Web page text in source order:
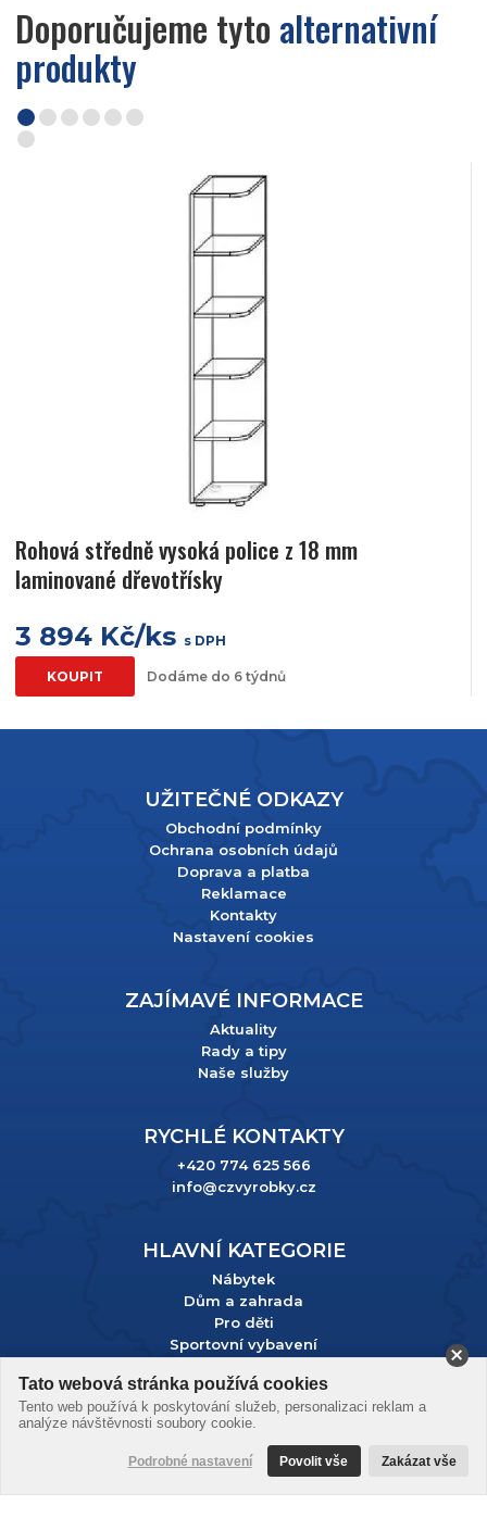
Doporučujeme tyto alternativní
produkty
Rohová středně vysoká police z 18 mm
laminované dřevotřísky
3 894 Kč/ks s DPH
KOUPIT Dodáme do 6 týdnů
UŽITEČNÉ ODKAZY
Obchodní podmínky
Ochrana osobních údajů
Doprava a platba
Reklamace
Kontakty
Nastavení cookies
ZAJÍMAVÉ INFORMACE
Aktuality
Rady a tipy
Naše služby
RYCHLÉ KONTAKTY
+420 774 625 566
info@czvyrobky.cz
HLAVNÍ KATEGORIE
Nábytek
Dům a zahrada
Pro děti
Sportovní vybavení
Podle zákona o evidenci tržeb je prodávající povinen vystavit
kupujícímu účtenku. Zároveň je povinen zaevidovat přijatou
pak nejpozději do 48 hodin.
Tato webová stránka používá cookies
Tento web používá k poskytování služeb, personalizaci reklam a
analýze návštěvnosti soubory cookie.
Podrobné nastavení Povolit vše Zakázat vše